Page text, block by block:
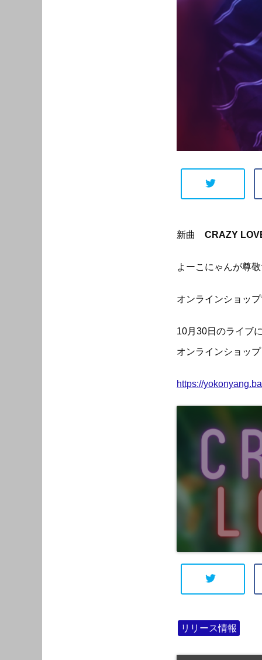
新曲 CRAZY
よーこにゃんが尊
オンラインショッ
10月30日のライブ
オンラインショップ
https://
リリース情報